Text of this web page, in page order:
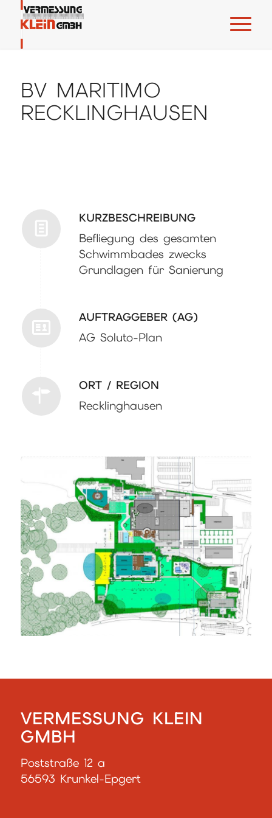
BV MARITIMO
RECKLINGHAUSEN
KURZBESCHREIBUNG
Befliegung des gesamten
Schwimmbades zwecks
Grundlagen für Sanierung
AUFTRAGGEBER (AG)
AG Soluto-Plan
ORT / REGION
Recklinghausen
VERMESSUNG KLEIN
GMBH
Poststraße 12 a
56593 Krunkel-Epgert